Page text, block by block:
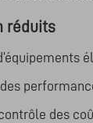
réduits
des